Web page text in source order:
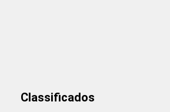
Classificados